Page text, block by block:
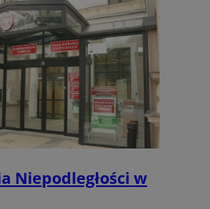
Niepodległości w